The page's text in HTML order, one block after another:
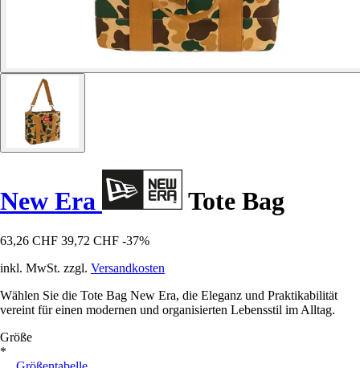
New Era Tote Bag
63,26 CHF 39,72 CHF -37%
inkl. MwSt. zzgl. Versandkosten
Wählen Sie die Tote Bag New Era, die Eleganz und Praktikabilität
vereint für einen modernen und organisierten Lebensstil im Alltag.
Größe
*